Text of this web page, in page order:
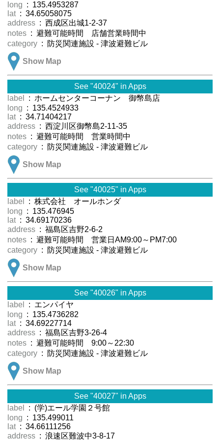
long : 135.4953287
lat : 34.65058075
address : 西成区出城1-2-37
notes : 避難可能時間 店舗営業時間中
category : 防災関連施設 - 津波避難ビル
Show Map
See "40024" in Apps
label
: ホームセンターコーナン 御幣島店
long : 135.4524933
lat : 34.71404217
address : 西淀川区御幣島2-11-35
notes : 避難可能時間 営業時間中
category : 防災関連施設 - 津波避難ビル
Show Map
See "40025" in Apps
label
: 株式会社 オールホンダ
long : 135.476945
lat : 34.69170236
address : 福島区吉野2-6-2
notes : 避難可能時間 営業日AM9:00～PM7:00
category : 防災関連施設 - 津波避難ビル
Show Map
See "40026" in Apps
label
: エンパイヤ
long : 135.4736282
lat : 34.69227714
address : 福島区吉野3-26-4
notes : 避難可能時間 9:00～22:30
category : 防災関連施設 - 津波避難ビル
Show Map
See "40027" in Apps
label
: (学)エール学園２号館
long : 135.499011
lat : 34.66111256
address : 浪速区難波中3-8-17